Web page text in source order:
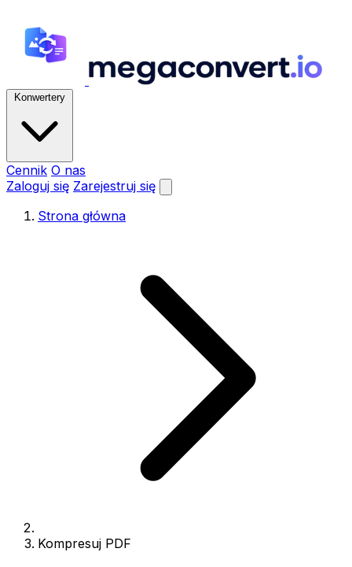
Konwertery
Cennik O nas
Zaloguj się Zarejestruj się
Strona główna
Kompresuj PDF